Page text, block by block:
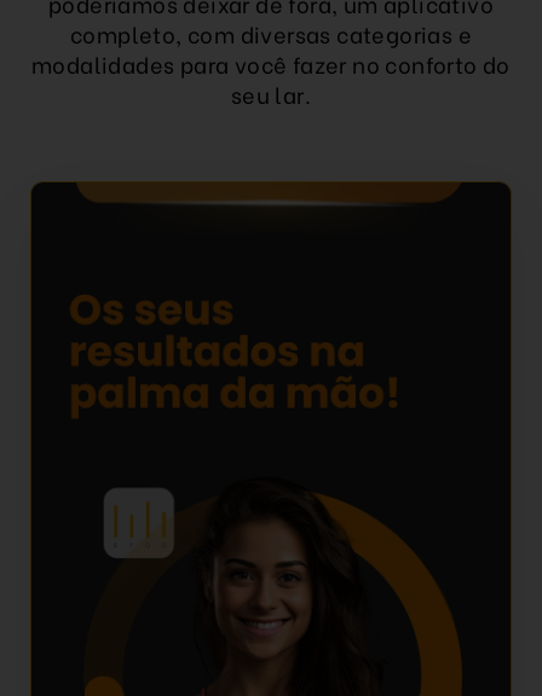
completo, com diversas categorias e
modalidades para você fazer no conforto do
seu lar.